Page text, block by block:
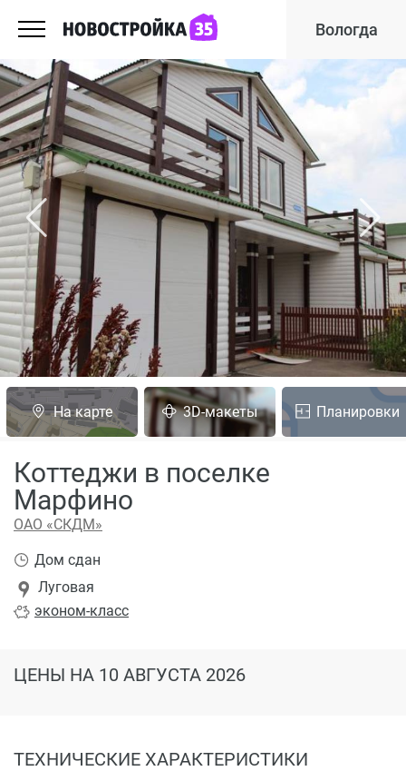
Вологда
На карте 3D-макеты Планировки
Коттеджи в поселке
Марфино
ОАО «СКДМ»
эконом-класс
Луговая
Дом сдан
ЦЕНЫ НА 10 АВГУСТА 2026
ТЕХНИЧЕСКИЕ ХАРАКТЕРИСТИКИ